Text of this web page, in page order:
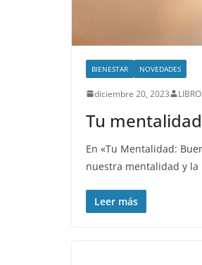
BIENESTAR NOVEDADES
diciembre 20, 2023
Tu
En «Tu Mentalidad:
nuestra mentalidad y la
Leer más